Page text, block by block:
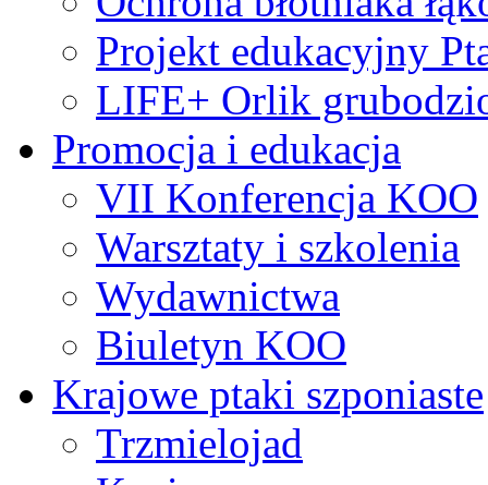
Projekt edukacyjny
LIFE+ Orlik
Promocja i edukacja
VII Konferencja KOO
Warsztaty i szkolenia
Wydawnictwa
Biuletyn KOO
Krajowe ptaki szponiaste
Trzmielojad